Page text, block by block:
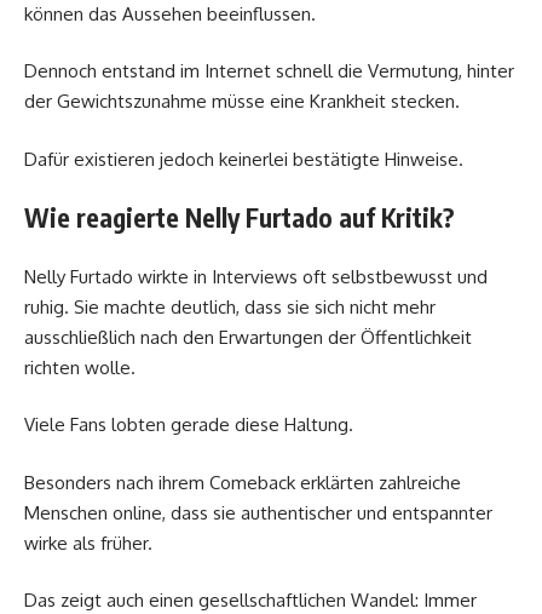
können das Aussehen beeinflussen.
Dennoch entstand im Internet schnell die Vermutung, hinter
der Gewichtszunahme müsse eine Krankheit stecken.
Dafür existieren jedoch keinerlei bestätigte Hinweise.
Wie reagierte Nelly Furtado auf Kritik?
Nelly Furtado wirkte in Interviews oft selbstbewusst und
ruhig. Sie machte deutlich, dass sie sich nicht mehr
ausschließlich nach den Erwartungen der Öffentlichkeit
richten wolle.
Viele Fans lobten gerade diese Haltung.
Besonders nach ihrem Comeback erklärten zahlreiche
Menschen online, dass sie authentischer und entspannter
wirke als früher.
Das zeigt auch einen gesellschaftlichen Wandel: Immer